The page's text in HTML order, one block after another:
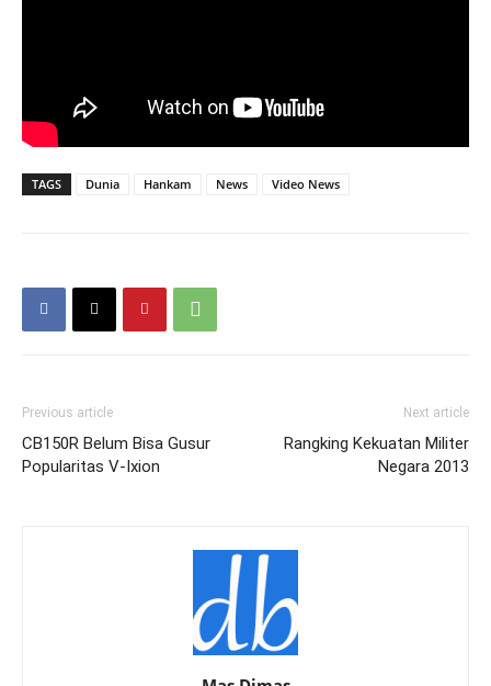
TAGS Dunia Hankam News Video News
Previous article
CB150R Belum Bisa Gusur
Popularitas V-Ixion
Next article
Rangking Kekuatan Militer
Negara 2013